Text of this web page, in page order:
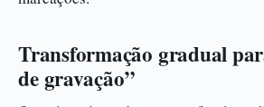
Transformação gradual
de gravação”